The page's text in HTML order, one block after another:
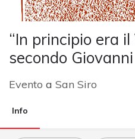
“In principio era
secondo Giovanni
Evento a San Siro
Info